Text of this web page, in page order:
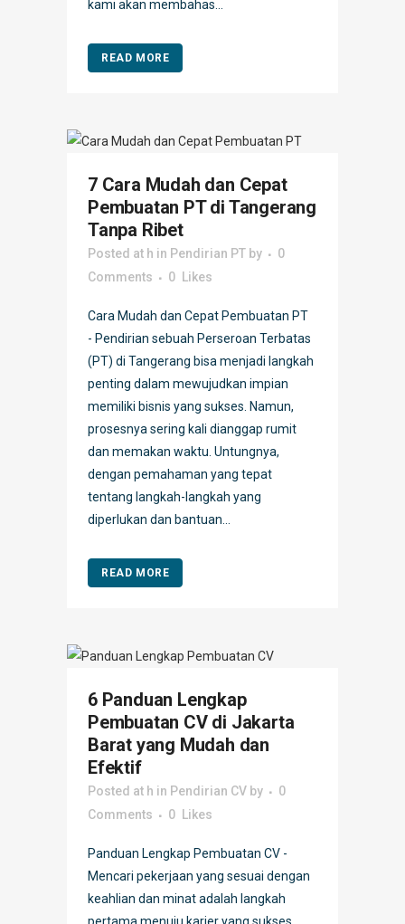
kami akan membahas...
READ MORE
7 Cara Mudah dan Cepat
Pembuatan PT di Tangerang
Tanpa Ribet
Posted at h in Pendirian PT by
0
Comments
0 Likes
Cara Mudah dan Cepat Pembuatan PT
- Pendirian sebuah Perseroan Terbatas
(PT) di Tangerang bisa menjadi langkah
penting dalam mewujudkan impian
memiliki bisnis yang sukses. Namun,
prosesnya sering kali dianggap rumit
dan memakan waktu. Untungnya,
dengan pemahaman yang tepat
tentang langkah-langkah yang
diperlukan dan bantuan...
READ MORE
6 Panduan Lengkap
Pembuatan CV di Jakarta
Barat yang Mudah dan
Efektif
Posted at h in Pendirian CV by
0
Comments
0 Likes
Panduan Lengkap Pembuatan CV -
Mencari pekerjaan yang sesuai dengan
keahlian dan minat adalah langkah
pertama menuju karier yang sukses.